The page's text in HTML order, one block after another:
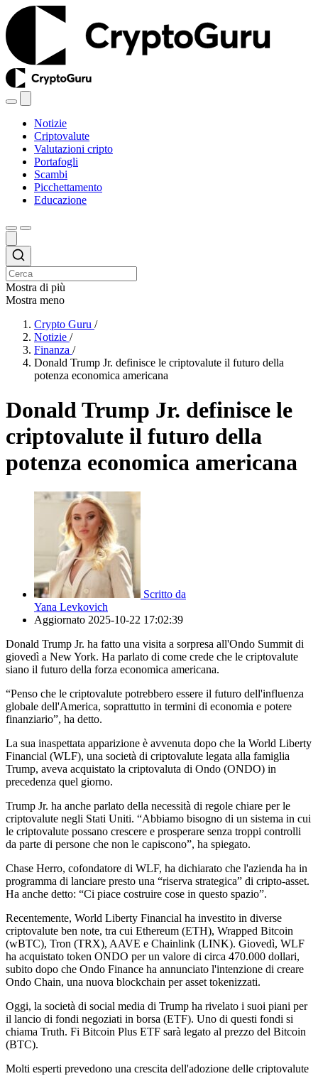
Notizie
Criptovalute
Valutazioni cripto
Portafogli
Scambi
Picchettamento
Educazione
Mostra di più
Mostra meno
Crypto Guru /
Notizie /
Finanza /
Donald Trump Jr. definisce le criptovalute il futuro della
potenza economica americana
Donald Trump Jr. definisce le
criptovalute il futuro della
potenza economica americana
Scritto da
Yana Levkovich
Aggiornato 2025-10-22 17:02:39
Donald Trump Jr. ha fatto una visita a sorpresa all'Ondo Summit di
giovedì a New York. Ha parlato di come crede che le criptovalute
siano il futuro della forza economica americana.
“Penso che le criptovalute potrebbero essere il futuro dell'influenza
globale dell'America, soprattutto in termini di economia e potere
finanziario”, ha detto.
La sua inaspettata apparizione è avvenuta dopo che la World Liberty
Financial (WLF), una società di criptovalute legata alla famiglia
Trump, aveva acquistato la criptovaluta di Ondo (ONDO) in
precedenza quel giorno.
Trump Jr. ha anche parlato della necessità di regole chiare per le
criptovalute negli Stati Uniti. “Abbiamo bisogno di un sistema in cui
le criptovalute possano crescere e prosperare senza troppi controlli
da parte di persone che non le capiscono”, ha spiegato.
Chase Herro, cofondatore di WLF, ha dichiarato che l'azienda ha in
programma di lanciare presto una “riserva strategica” di cripto-asset.
Ha anche detto: “Ci piace costruire cose in questo spazio”.
Recentemente, World Liberty Financial ha investito in diverse
criptovalute ben note, tra cui Ethereum (ETH), Wrapped Bitcoin
(wBTC), Tron (TRX), AAVE e Chainlink (LINK). Giovedì, WLF
ha acquistato token ONDO per un valore di circa 470.000 dollari,
subito dopo che Ondo Finance ha annunciato l'intenzione di creare
Ondo Chain, una nuova blockchain per asset tokenizzati.
Oggi, la società di social media di Trump ha rivelato i suoi piani per
il lancio di fondi negoziati in borsa (ETF). Uno di questi fondi si
chiama Truth. Fi Bitcoin Plus ETF sarà legato al prezzo del Bitcoin
(BTC).
Molti esperti prevedono una crescita dell'adozione delle criptovalute